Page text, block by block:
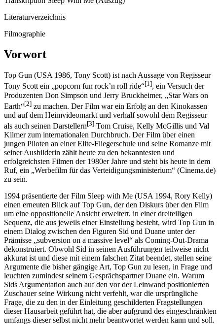
Literaturverzeichnis
Filmographie
Vorwort
Top Gun (USA 1986, Tony Scott) ist nach Aussage von Regisseur
Tony Scott ein „popcorn fun rock’n roll ride“[1], ein Versuch der
Produzenten Don Simpson und Jerry Bruckheimer, „Star Wars on
Earth“[2] zu machen. Der Film war ein Erfolg an den Kinokassen
und auf dem Heimvideomarkt und verhalf sowohl dem Regisseur
als auch seinen Darstellern[3] Tom Cruise, Kelly McGillis und Val
Kilmer zum internationalen Durchbruch. Der Film über einen
jungen Piloten an einer Elite-Fliegerschule und seine Romanze mit
seiner Ausbilderin zählt heute zu den bekanntesten und
erfolgreichsten Filmen der 1980er Jahre und steht bis heute in dem
Ruf, ein „Werbefilm für das Verteidigungsministerium“ (Cinema.de)
zu sein.
1994 präsentierte der Film Sleep with Me (USA 1994, Rory Kelly)
einen erneuten Blick auf Top Gun, der den Diskurs über den Film
um eine oppositionelle Ansicht erweitert. in einer dreiteiligen
Sequenz, die aus jeweils einer Einstellung besteht, wird Top Gun in
einem Dialog zwischen den Figuren Sid und Duane unter der
Prämisse „subversion on a massive level“ als Coming-Out-Drama
dekonstruiert. Obwohl Sid in seinen Ausführungen teilweise nicht
akkurat ist und diese mit einem falschen Zitat beendet, stellen seine
Argumente die bisher gängige Art, Top Gun zu lesen, in Frage und
leuchten zumindest seinem Gesprächspartner Duane ein. Warum
Sids Argumentation auch auf den vor der Leinwand positionierten
Zuschauer seine Wirkung nicht verfehlt, war die ursprüngliche
Frage, die zu den in der Einleitung geschilderten Fragstellungen
dieser Hausarbeit geführt hat, die aber aufgrund des eingeschränkten
umfangs dieser selbst nicht mehr beantwortet werden kann und soll.